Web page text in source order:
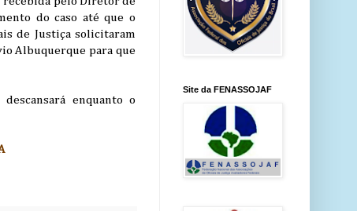
do caso até que o
de Justiça solicitaram
Albuquerque para que
descansará enquanto o
Site da FENASSOJAF